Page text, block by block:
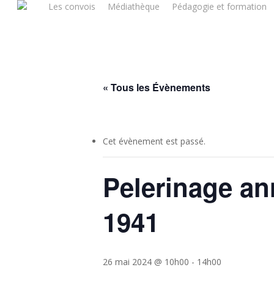
Les convois Médiathèque Pédagogie et formation
« Tous les Évènements
Cet évènement est passé.
Pelerinage
1941
26 mai 2024 @ 10h00 - 14h00